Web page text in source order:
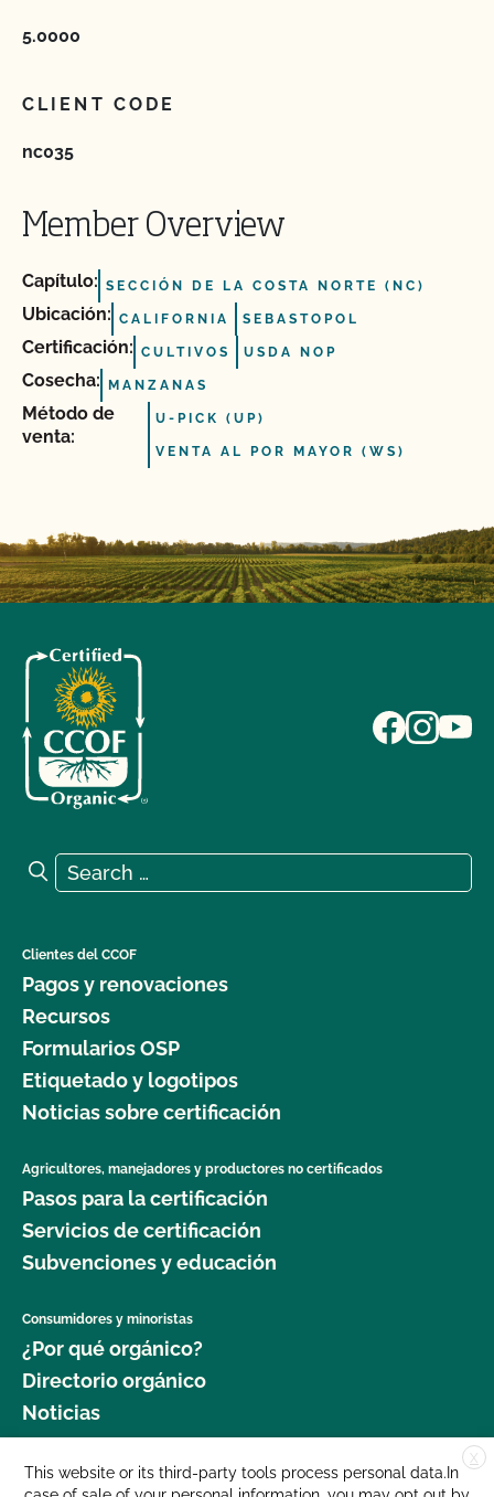
5.0000
CLIENT CODE
nc035
Member Overview
Capítulo: SECCIÓN DE LA COSTA NORTE (NC)
Ubicación: CALIFORNIA SEBASTOPOL
Certificación: CULTIVOS USDA NOP
Cosecha: MANZANAS
Método de
venta:
U-PICK (UP)
VENTA AL POR MAYOR (WS)
Search for:
Search
Clientes del CCOF
Pagos y renovaciones
Recursos
Formularios OSP
Etiquetado y logotipos
Noticias sobre certificación
Agricultores, manejadores y productores no certificados
Pasos para la certificación
Servicios de certificación
Subvenciones y educación
Consumidores y minoristas
¿Por qué orgánico?
Directorio orgánico
Noticias
Donar
X
This website or its third-party tools process personal data.In